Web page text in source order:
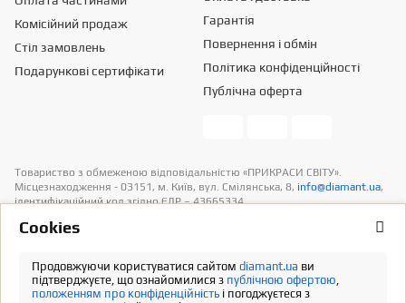
Комісійний продаж
Стіл замовлень
Подарункові сертифікати
Гарантія
Повернення і обмін
Політика конфіденційності
Публічна оферта
Товариство з обмеженою вiдповiдальнiстю «ПРИКРАСИ СВІТУ».
Місцезнаходження - 03151, м. Київ, вул. Смілянська, 8, info@diamant.ua,
ідентифікаційний код згідно ЄДР – 43665334.
Інформація про вартість доставки міститься у розділі «Оплата та
доставка». У розрахунок вартості товарів податків не включено
Повна версія
Сookies
Продовжуючи користуватися сайтом diamant.ua ви
підтверджуєте, що ознайомилися з публічною офертою,
положенням про конфіденційність і погоджуєтеся з